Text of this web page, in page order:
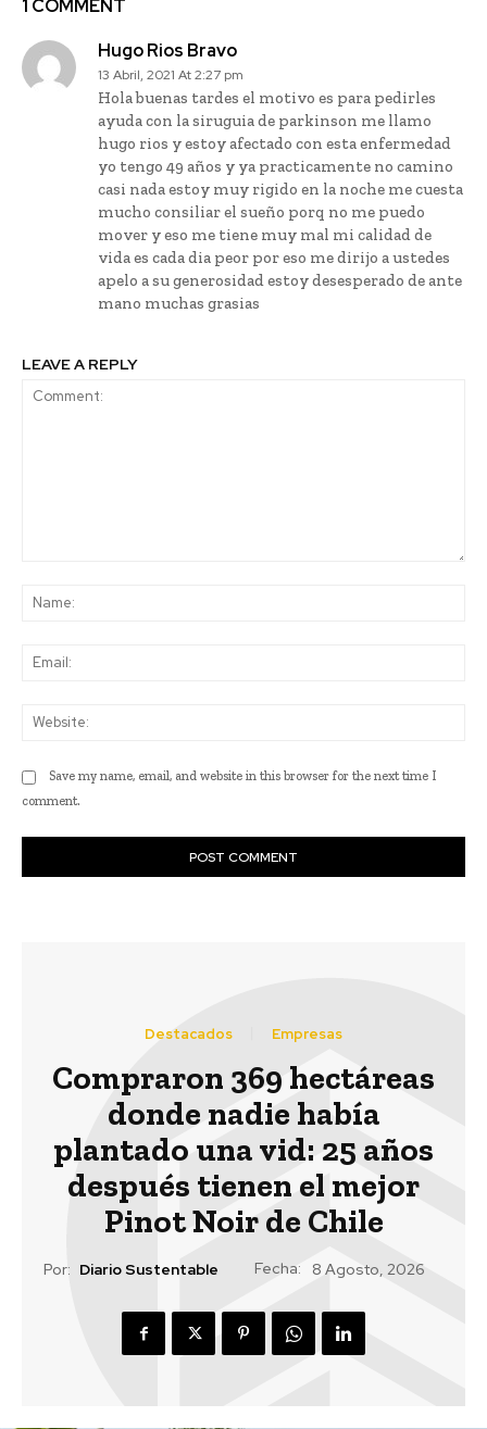
1 COMMENT
Hugo Rios Bravo
13 Abril, 2021 At 2:27 pm
Hola buenas tardes el motivo es para pedirles
ayuda con la siruguia de parkinson me llamo
hugo rios y estoy afectado con esta enfermedad
yo tengo 49 años y ya practicamente no camino
casi nada estoy muy rigido en la noche me cuesta
mucho consiliar el sueño porq no me puedo
mover y eso me tiene muy mal mi calidad de
vida es cada dia peor por eso me dirijo a ustedes
apelo a su generosidad estoy desesperado de ante
mano muchas grasias
LEAVE A REPLY
Save my name, email, and website in this browser for the next time I
comment.